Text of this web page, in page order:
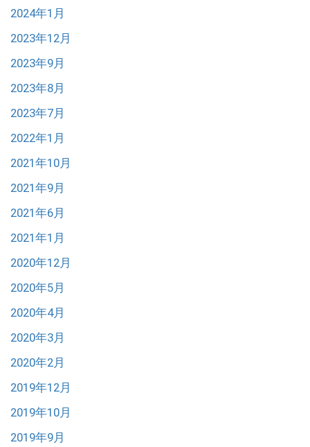
2024年1月
2023年12月
2023年9月
2023年8月
2023年7月
2022年1月
2021年10月
2021年9月
2021年6月
2021年1月
2020年12月
2020年5月
2020年4月
2020年3月
2020年2月
2019年12月
2019年10月
2019年9月